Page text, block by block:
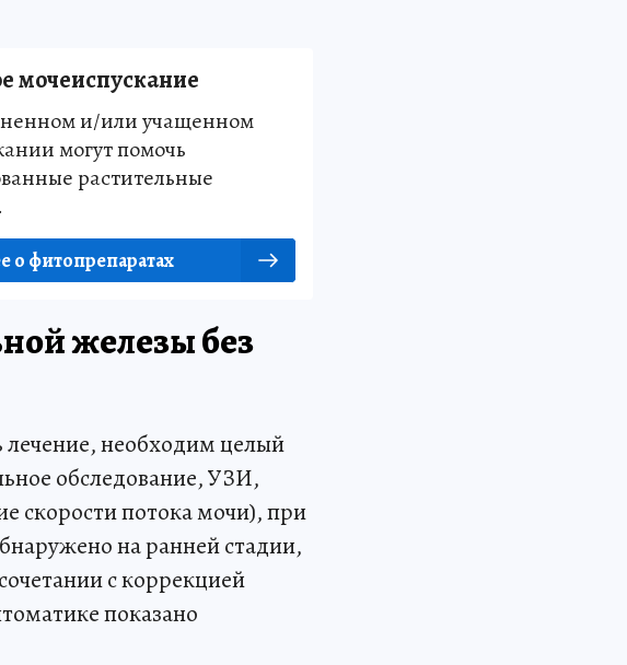
мочеиспускание
и/или учащенном
могут помочь
растительные
о фитопрепаратах
железы без
лечение, необходим целый
обследование, УЗИ,
скорости потока мочи), при
на ранней стадии,
с коррекцией
показано